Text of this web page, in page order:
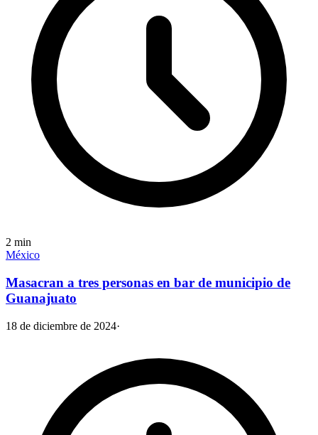
2 min
México
Masacran a tres personas en bar de municipio de
Guanajuato
18 de diciembre de 2024·